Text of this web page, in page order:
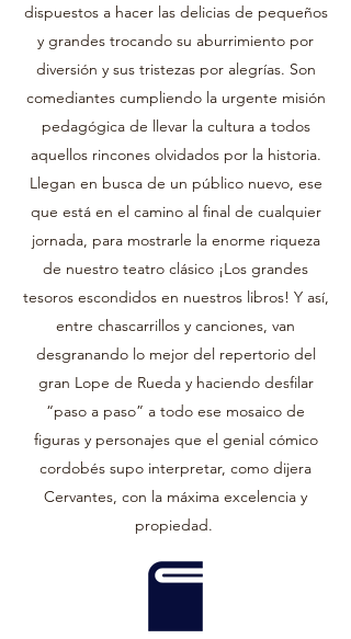
dispuestos a hacer las delicias de pequeños
y grandes trocando su aburrimiento por
diversión y sus tristezas por alegrías. Son
comediantes cumpliendo la urgente misión
pedagógica de llevar la cultura a todos
aquellos rincones olvidados por la historia.
Llegan en busca de un público nuevo, ese
que está en el camino al final de cualquier
jornada, para mostrarle la enorme riqueza
de nuestro teatro clásico ¡Los grandes
tesoros escondidos en nuestros libros! Y así,
entre chascarrillos y canciones, van
desgranando lo mejor del repertorio del
gran Lope de Rueda y haciendo desfilar
“paso a paso” a todo ese mosaico de
figuras y personajes que el genial cómico
cordobés supo interpretar, como dijera
Cervantes, con la máxima excelencia y
propiedad.